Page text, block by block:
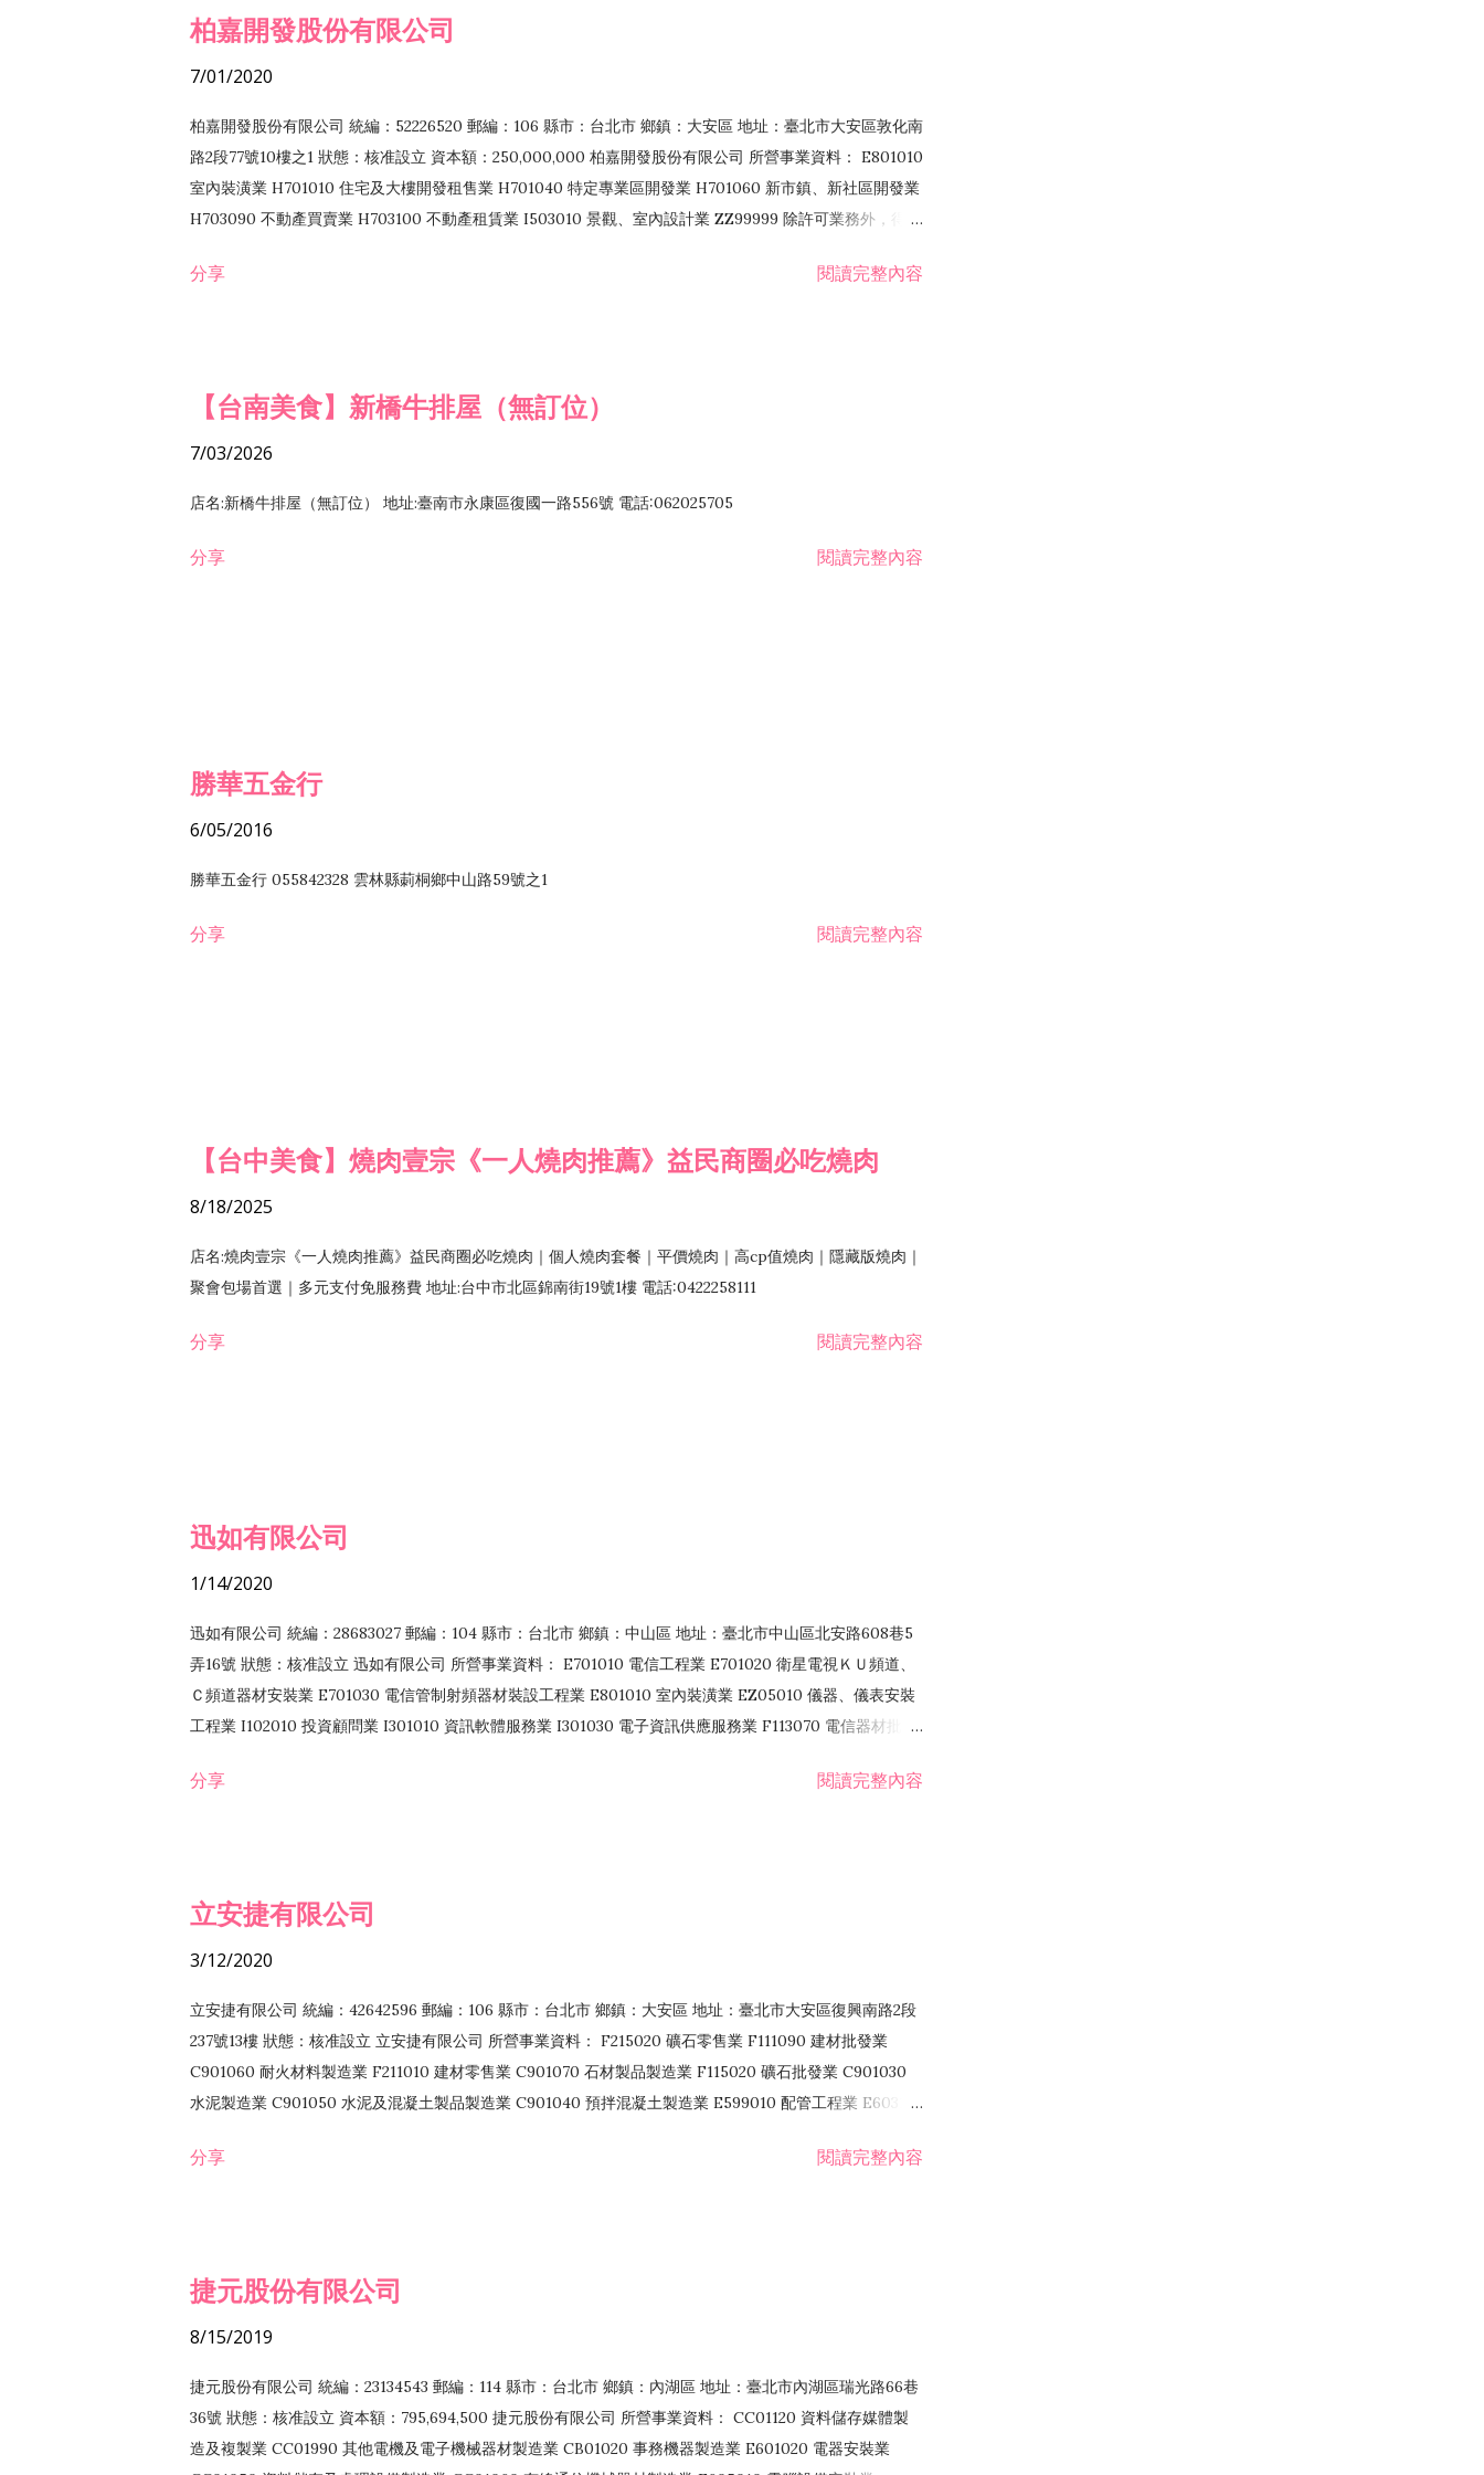
柏嘉開發股份有限公司
7/01/2020
柏嘉開發股份有限公司 統編：52226520 郵編：106 縣市：台北市 鄉鎮：大安區 地址：臺北市大安區敦化南
路2段77號10樓之1 狀態：核准設立 資本額：250,000,000 柏嘉開發股份有限公司 所營事業資料： E801010
室內裝潢業 H701010 住宅及大樓開發租售業 H701040 特定專業區開發業 H701060 新市鎮、新社區開發業
H703090 不動產買賣業 H703100 不動產租賃業 I503010 景觀、室內設計業 ZZ99999 除許可業務外，得經
分享 閱讀完整內容
【台南美食】新橋牛排屋（無訂位）
7/03/2026
店名:新橋牛排屋（無訂位） 地址:臺南市永康區復國一路556號 電話:062025705
分享 閱讀完整內容
勝華五金行
6/05/2016
勝華五金行 055842328 雲林縣莿桐鄉中山路59號之1
分享 閱讀完整內容
【台中美食】燒肉壹宗《一人燒肉推薦》益民商圈必吃燒肉
8/18/2025
店名:燒肉壹宗《一人燒肉推薦》益民商圈必吃燒肉｜個人燒肉套餐｜平價燒肉｜高cp值燒肉｜隱藏版燒肉｜
聚會包場首選｜多元支付免服務費 地址:台中市北區錦南街19號1樓 電話:0422258111
分享 閱讀完整內容
迅如有限公司
1/14/2020
迅如有限公司 統編：28683027 郵編：104 縣市：台北市 鄉鎮：中山區 地址：臺北市中山區北安路608巷5
弄16號 狀態：核准設立 迅如有限公司 所營事業資料： E701010 電信工程業 E701020 衛星電視ＫＵ頻道、
Ｃ頻道器材安裝業 E701030 電信管制射頻器材裝設工程業 E801010 室內裝潢業 EZ05010 儀器、儀表安裝
工程業 I102010 投資顧問業 I301010 資訊軟體服務業 I301030 電子資訊供應服務業 F113070 電信器材批發
務 F102030 菸酒批發業 F203020 菸酒零售業 F401171 酒類輸入業
分享 閱讀完整內容
立安捷有限公司
3/12/2020
立安捷有限公司 統編：42642596 郵編：106 縣市：台北市 鄉鎮：大安區 地址：臺北市大安區復興南路2段
237號13樓 狀態：核准設立 立安捷有限公司 所營事業資料： F215020 礦石零售業 F111090 建材批發業
C901060 耐火材料製造業 F211010 建材零售業 C901070 石材製品製造業 F115020 礦石批發業 C901030
水泥製造業 C901050 水泥及混凝土製品製造業 C901040 預拌混凝土製造業 E599010 配管工程業 E603110
EZ99990 其他工程業 F102170 食品什貨批發業 F106020 日常用品批發業 F108031 醫療器材批發業
分享 閱讀完整內容
捷元股份有限公司
8/15/2019
捷元股份有限公司 統編：23134543 郵編：114 縣市：台北市 鄉鎮：內湖區 地址：臺北市內湖區瑞光路66巷
36號 狀態：核准設立 資本額：795,694,500 捷元股份有限公司 所營事業資料： CC01120 資料儲存媒體製
造及複製業 CC01990 其他電機及電子機械器材製造業 CB01020 事務機器製造業 E601020 電器安裝業